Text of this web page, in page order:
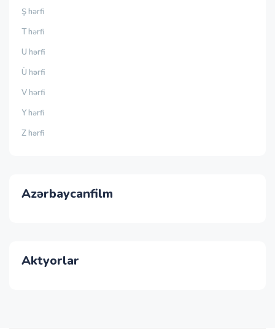
Ş hərfi
T hərfi
U hərfi
Ü hərfi
V hərfi
Y hərfi
Z hərfi
Azərbaycanfilm
Aktyorlar